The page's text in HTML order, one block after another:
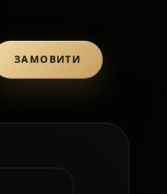
ЗАМОВИТИ